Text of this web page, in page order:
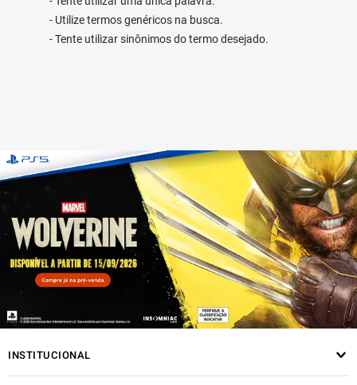
Utilize termos genéricos na busca.
Tente utilizar sinônimos do termo desejado.
INSTITUCIONAL